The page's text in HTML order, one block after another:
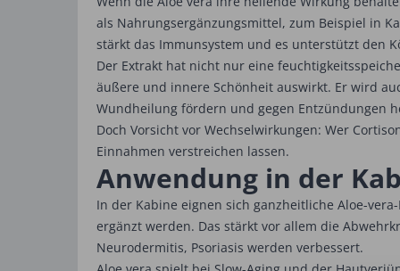
als Nahrungsergänzungsmittel, zum Beispiel in
stärkt das Immunsystem und es unterstützt den
Der Extrakt hat nicht nur eine
äußere und innere Schönheit auswirkt. Er wird
Wundheilung fördern und gegen Entzündungen
Doch Vorsicht vor Wechselwirkungen: Wer
Einnahmen verstreichen lassen.
Anwendung in der
In der Kabine eignen sich ganzheitliche Aloe-
ergänzt werden. Das stärkt vor allem die
Neurodermitis, Psoriasis werden verbessert.